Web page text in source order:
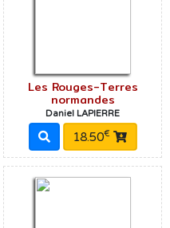
Les Rouges-Terres
normandes
Daniel LAPIERRE
18.50€